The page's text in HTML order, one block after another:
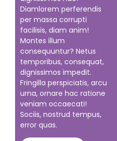
Diamlorem perferendis
per massa corrupti
facilisis, diam anim!
Montes illum
consequuntur? Netus
temporibus, consequat,
dignissimos impedit.
Fringilla perspiciatis, arcu
urna, ornare hac ratione
veniam occaecati!
Sociis, nostrud tempus,
error quas.